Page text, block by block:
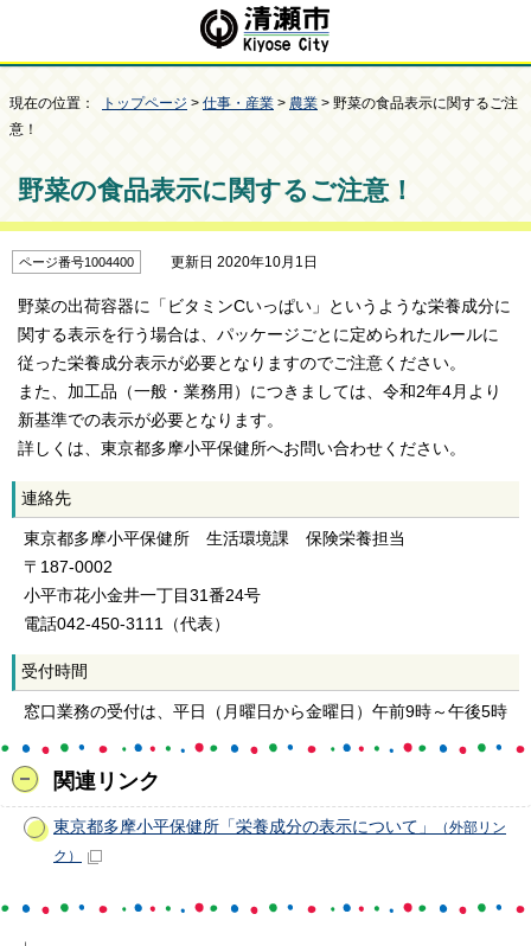
現在の位置： トップページ > 仕事・産業 > 農業 > 野菜の食品表示に関するご注
意！
野菜の食品表示に関するご注意！
ページ番号1004400 更新日 2020年10月1日
野菜の出荷容器に「ビタミンCいっぱい」というような栄養成分に
関する表示を行う場合は、パッケージごとに定められたルールに
従った栄養成分表示が必要となりますのでご注意ください。
また、加工品（一般・業務用）につきましては、令和2年4月より
新基準での表示が必要となります。
詳しくは、東京都多摩小平保健所へお問い合わせください。
連絡先
東京都多摩小平保健所 生活環境課 保険栄養担当
〒187-0002
小平市花小金井一丁目31番24号
電話042-450-3111（代表）
受付時間
窓口業務の受付は、平日（月曜日から金曜日）午前9時～午後5時
関連リンク
東京都多摩小平保健所「栄養成分の表示について」
（外部リン
ク）